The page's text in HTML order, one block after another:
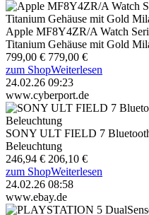
Apple MF8Y4ZR/A Watch
Titanium Gehäuse mit Gold
799,00 € 779,00 €
zum ShopWeiterlesen
24.02.26 09:23
www.cyberport.de
SONY ULT FIELD 7
Beleuchtung
246,94 € 206,10 €
zum ShopWeiterlesen
24.02.26 08:58
www.ebay.de